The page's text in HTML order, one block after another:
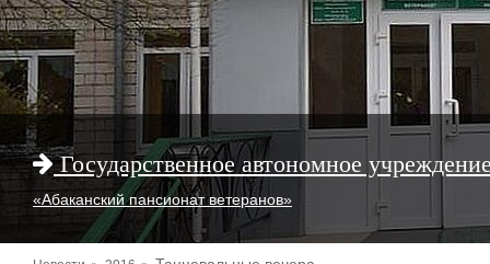
Государственное автономное
«Абаканский пансионат ветеранов»